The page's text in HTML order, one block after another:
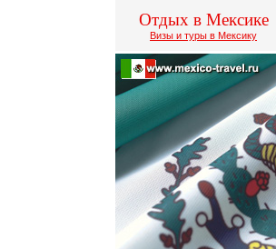
Отдых в Мексике
Визы и туры в Мексику